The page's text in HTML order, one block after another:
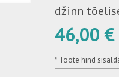
džinn
46,00 €
* Toote hind